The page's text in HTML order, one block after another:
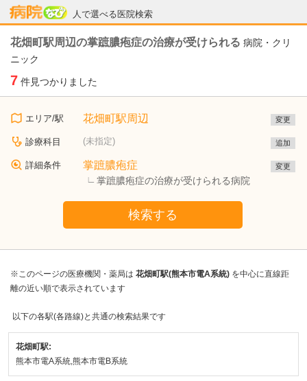
人で選べる医院検索
病院なび
花畑町駅周辺の掌蹠膿疱症の治療が受けられる 病院・クリ
ニック
7 件見つかりました
エリア/駅 花畑町駅周辺 変更
診療科目 (未指定) 追加
詳細条件 掌蹠膿疱症
掌蹠膿疱症の治療が受けられる病院
変更
検索する
※このページの医療機関・薬局は 花畑町駅(熊本市電A系統) を中心に直線距
離の近い順で表示されています
以下の各駅(各路線)と共通の検索結果です
花畑町駅:
熊本市電A系統,熊本市電B系統